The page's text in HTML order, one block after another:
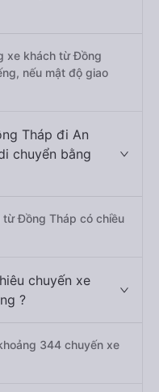
xe khách từ Đồng
nếu mật độ giao
Tháp đi An
chuyển bằng
Đồng Tháp có chiều
chuyến xe
?
344 chuyến xe